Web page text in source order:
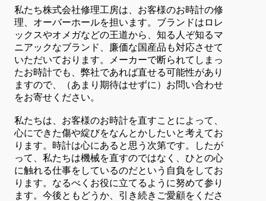
私たち株式会社修理工房は、お客様のお時計の修
理、オーバーホールを担います。ブランドはロレ
ックスやオメガなどの王道から、知る人ぞ知るマ
ニアックなブランド、廉価な国産品も対応させて
いただいております。メーカーで断られてしまっ
たお時計でも、弊社であれば直せる可能性があり
ますので、（あまり期待はせずに）お問い合わせ
をお寄せください。
私たちは、お客様のお時計を直すことによって、
心にできた傷や綻びをなんとかしたいと考えてお
ります。時計は心にあると思う次第です。したが
って、私たちは機械を直すのではなく、ひとの心
に触れる仕事をしているのだという自負をしてお
ります。なるべくお役に立てるように努めて参り
ます。今後ともどうか、引き続きご愛顧をくださ